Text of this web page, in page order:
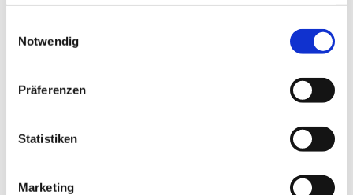
Notwendig
Präferenzen
Statistiken
Marketing
Dies könnte Sie auch